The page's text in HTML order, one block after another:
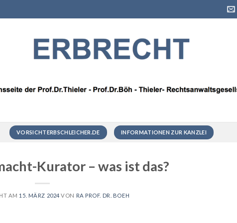
VORSICHTERBSCHLEICHER.DE INFORMATIONEN ZUR KANZLEI
Kurator – was ist das?
AM 15. MÄRZ 2024 VON RA PROF. DR. BOEH